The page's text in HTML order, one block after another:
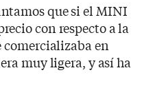
que si el MINI
con respecto a la
comercializaba en
muy ligera, y así ha